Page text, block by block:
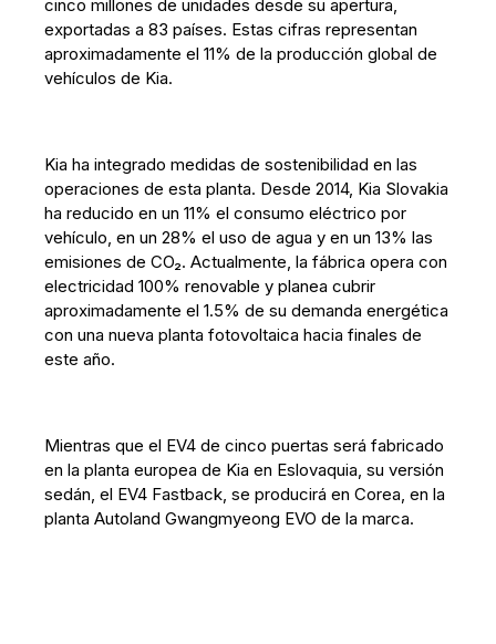
cinco millones de unidades desde su apertura,
exportadas a 83 países. Estas cifras representan
aproximadamente el 11% de la producción global de
vehículos de Kia.
Kia ha integrado medidas de sostenibilidad en las
operaciones de esta planta. Desde 2014, Kia Slovakia
ha reducido en un 11% el consumo eléctrico por
vehículo, en un 28% el uso de agua y en un 13% las
emisiones de CO₂. Actualmente, la fábrica opera con
electricidad 100% renovable y planea cubrir
aproximadamente el 1.5% de su demanda energética
con una nueva planta fotovoltaica hacia finales de
este año.
Mientras que el EV4 de cinco puertas será fabricado
en la planta europea de Kia en Eslovaquia, su versión
sedán, el EV4 Fastback, se producirá en Corea, en la
planta Autoland Gwangmyeong EVO de la marca.